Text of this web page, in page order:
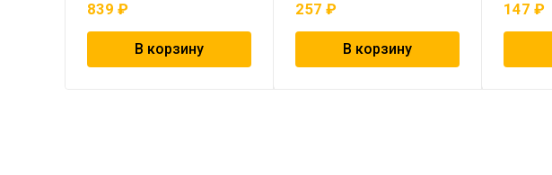
839 ₽
В корзину
257₽
В корзину
147₽